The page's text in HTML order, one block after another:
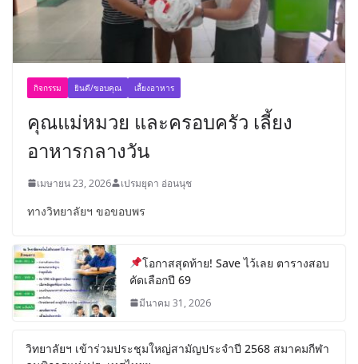
กิจกรรม ยินดี/ขอบคุณ เลี้ยงอาหาร
คุณแม่หมวย และครอบครัว เลี้ยง
อาหารกลางวัน
เมษายน 23, 2026 เปรมยุดา อ่อนนุช
ทางวิทยาลัยฯ ขอขอบพร
โอกาสสุดท้าย! Save ไว้เลย ตารางสอบ
คัดเลือกปี 69
มีนาคม 31, 2026
วิทยาลัยฯ เข้าร่วมประชุมใหญ่สามัญประจำปี 2568 สมาคมกีฬา